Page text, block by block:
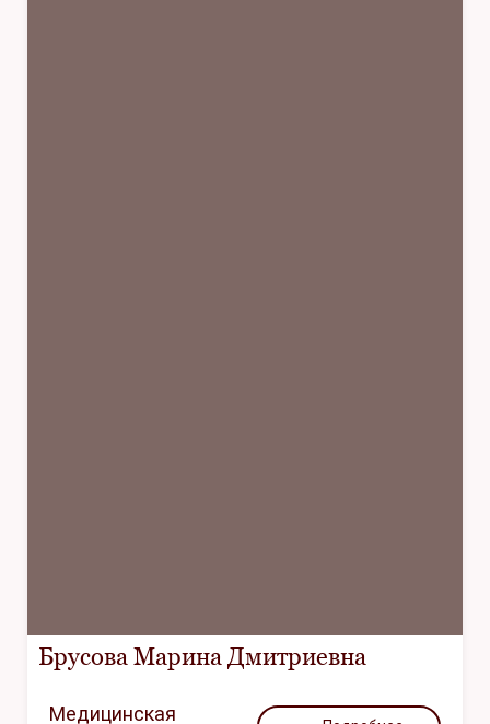
Брусова Марина Дмитриевна
Медицинская